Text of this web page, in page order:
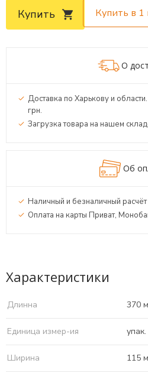
Купить Купить в 1
О
Доставка по Харькову и
грн.
Загрузка товара на нашем
Об
Наличный и безналичный
Оплата на карты Приват,
Характеристики
Длинна 370
Единица измер-ия упак.
Ширина 115